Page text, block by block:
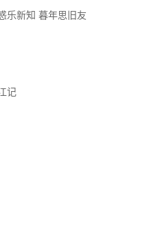
乐新知 暮年思旧友
记